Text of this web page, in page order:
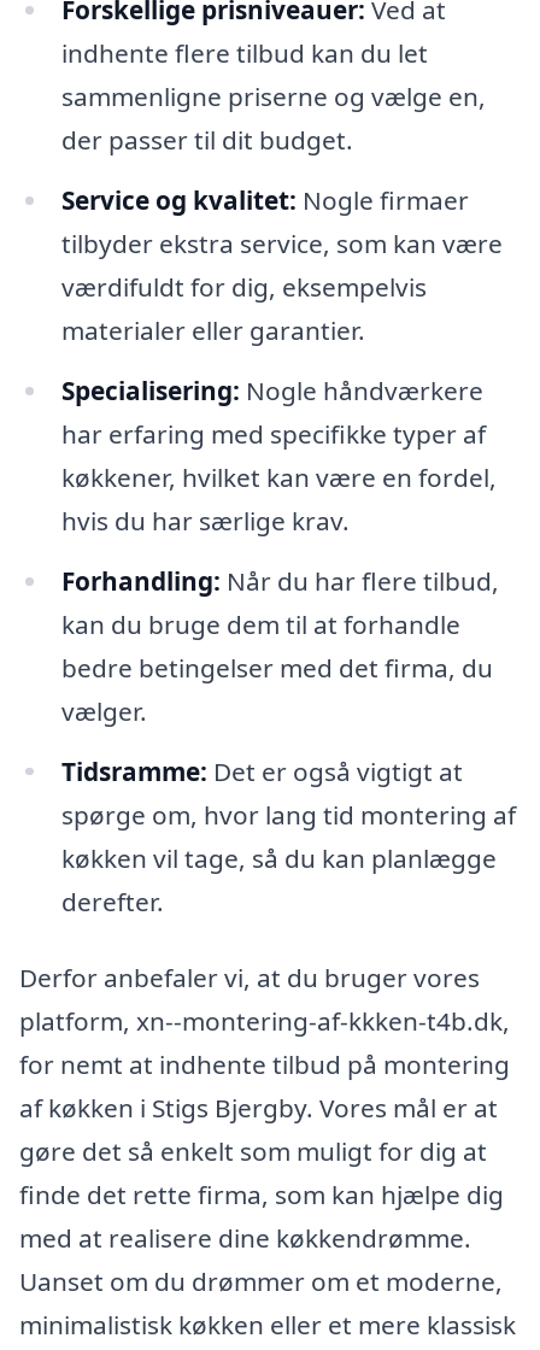
Forskellige prisniveauer: Ved at
indhente flere tilbud kan du let
sammenligne priserne og vælge en,
der passer til dit budget.
Service og kvalitet: Nogle firmaer
tilbyder ekstra service, som kan være
værdifuldt for dig, eksempelvis
materialer eller garantier.
Specialisering: Nogle håndværkere
har erfaring med specifikke typer af
køkkener, hvilket kan være en fordel,
hvis du har særlige krav.
Forhandling: Når du har flere tilbud,
kan du bruge dem til at forhandle
bedre betingelser med det firma, du
vælger.
Tidsramme: Det er også vigtigt at
spørge om, hvor lang tid montering af
køkken vil tage, så du kan planlægge
derefter.
Derfor anbefaler vi, at du bruger vores
platform, xn--montering-af-kkken-t4b.dk,
for nemt at indhente tilbud på montering
af køkken i Stigs Bjergby. Vores mål er at
gøre det så enkelt som muligt for dig at
finde det rette firma, som kan hjælpe dig
med at realisere dine køkkendrømme.
Uanset om du drømmer om et moderne,
minimalistisk køkken eller et mere klassisk